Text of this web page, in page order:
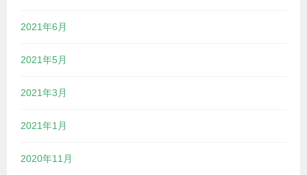
2021年6月
2021年5月
2021年3月
2021年1月
2020年11月